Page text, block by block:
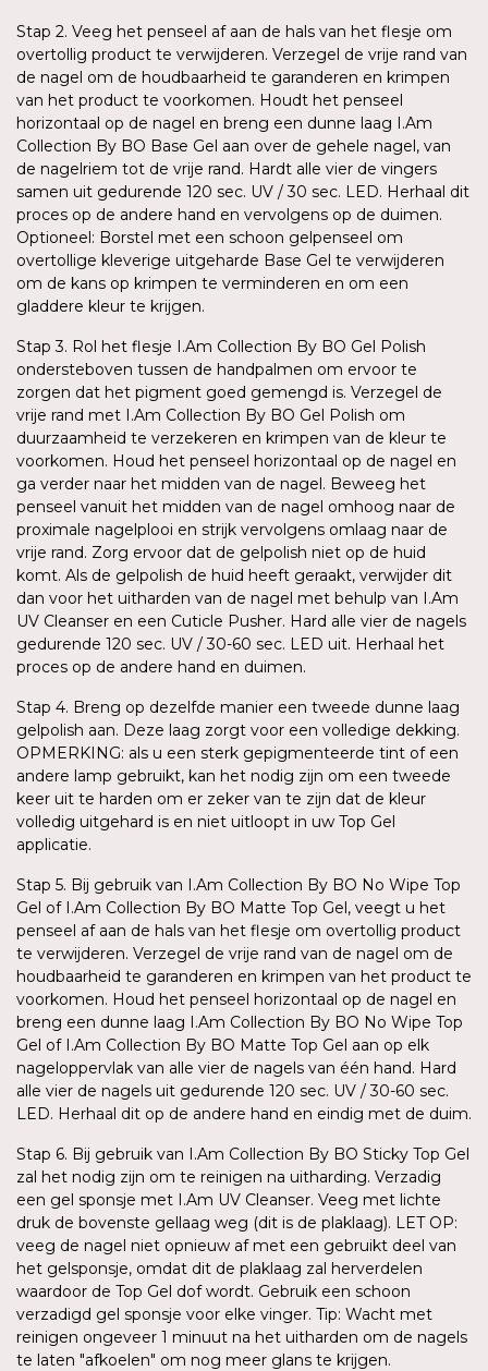
Stap 2. Veeg het penseel af aan de hals van het flesje om
overtollig product te verwijderen. Verzegel de vrije rand van
de nagel om de houdbaarheid te garanderen en krimpen
van het product te voorkomen. Houdt het penseel
horizontaal op de nagel en breng een dunne laag I.Am
Collection By BO Base Gel aan over de gehele nagel, van
de nagelriem tot de vrije rand. Hardt alle vier de vingers
samen uit gedurende 120 sec. UV / 30 sec. LED. Herhaal dit
proces op de andere hand en vervolgens op de duimen.
Optioneel: Borstel met een schoon gelpenseel om
overtollige kleverige uitgeharde Base Gel te verwijderen
om de kans op krimpen te verminderen en om een
gladdere kleur te krijgen.
Stap 3. Rol het flesje I.Am Collection By BO Gel Polish
ondersteboven tussen de handpalmen om ervoor te
zorgen dat het pigment goed gemengd is. Verzegel de
vrije rand met I.Am Collection By BO Gel Polish om
duurzaamheid te verzekeren en krimpen van de kleur te
voorkomen. Houd het penseel horizontaal op de nagel en
ga verder naar het midden van de nagel. Beweeg het
penseel vanuit het midden van de nagel omhoog naar de
proximale nagelplooi en strijk vervolgens omlaag naar de
vrije rand. Zorg ervoor dat de gelpolish niet op de huid
komt. Als de gelpolish de huid heeft geraakt, verwijder dit
dan voor het uitharden van de nagel met behulp van I.Am
UV Cleanser en een Cuticle Pusher. Hard alle vier de nagels
gedurende 120 sec. UV / 30-60 sec. LED uit. Herhaal het
proces op de andere hand en duimen.
Stap 4. Breng op dezelfde manier een tweede dunne laag
gelpolish aan. Deze laag zorgt voor een volledige dekking.
OPMERKING: als u een sterk gepigmenteerde tint of een
andere lamp gebruikt, kan het nodig zijn om een tweede
keer uit te harden om er zeker van te zijn dat de kleur
volledig uitgehard is en niet uitloopt in uw Top Gel
applicatie.
Stap 5. Bij gebruik van I.Am Collection By BO No Wipe Top
Gel of I.Am Collection By BO Matte Top Gel, veegt u het
penseel af aan de hals van het flesje om overtollig product
te verwijderen. Verzegel de vrije rand van de nagel om de
houdbaarheid te garanderen en krimpen van het product te
voorkomen. Houd het penseel horizontaal op de nagel en
breng een dunne laag I.Am Collection By BO No Wipe Top
Gel of I.Am Collection By BO Matte Top Gel aan op elk
nageloppervlak van alle vier de nagels van één hand. Hard
alle vier de nagels uit gedurende 120 sec. UV / 30-60 sec.
LED. Herhaal dit op de andere hand en eindig met de duim.
Stap 6. Bij gebruik van I.Am Collection By BO Sticky Top Gel
zal het nodig zijn om te reinigen na uitharding. Verzadig
een gel sponsje met I.Am UV Cleanser. Veeg met lichte
druk de bovenste gellaag weg (dit is de plaklaag). LET OP:
veeg de nagel niet opnieuw af met een gebruikt deel van
het gelsponsje, omdat dit de plaklaag zal herverdelen
waardoor de Top Gel dof wordt. Gebruik een schoon
verzadigd gel sponsje voor elke vinger. Tip: Wacht met
reinigen ongeveer 1 minuut na het uitharden om de nagels
te laten "afkoelen" om nog meer glans te krijgen.